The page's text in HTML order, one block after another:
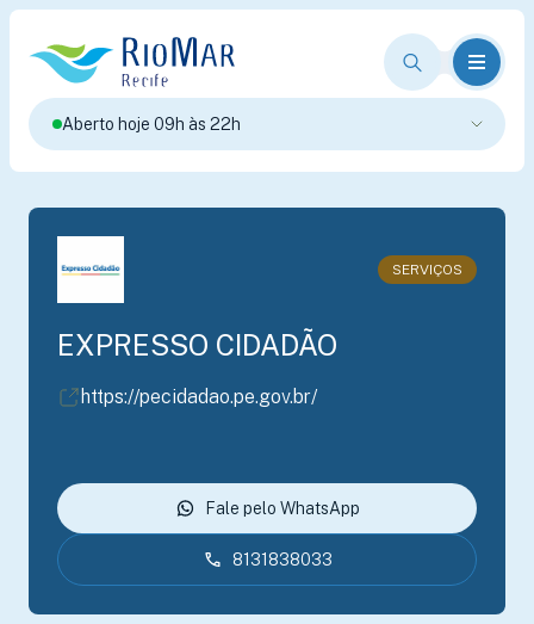
Aberto hoje 09h às 22h
SERVIÇOS
EXPRESSO CIDADÃO
https://pecidadao.pe.gov.br/
Fale pelo WhatsApp
8131838033